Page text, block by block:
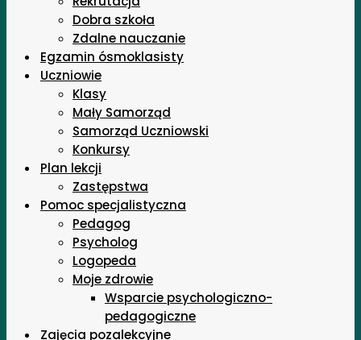
Dobra szkoła
Zdalne nauczanie
Egzamin ósmoklasisty
Uczniowie
Klasy
Mały Samorząd
Samorząd Uczniowski
Konkursy
Plan lekcji
Zastępstwa
Pomoc specjalistyczna
Pedagog
Psycholog
Logopeda
Moje zdrowie
Wsparcie psychologiczno-
pedagogiczne
Zajęcia pozalekcyjne